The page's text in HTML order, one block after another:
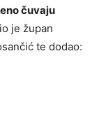
čuvaju
je župan
te dodao: